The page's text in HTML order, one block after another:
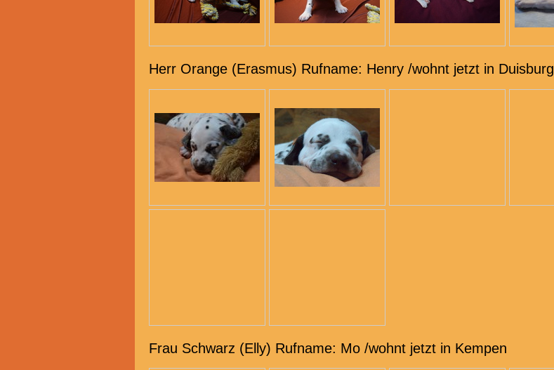
Herr Orange (Erasmus) Rufname: Henry /wohnt jetzt in Duisburg
Frau Schwarz (Elly) Rufname: Mo /wohnt jetzt in Kempen